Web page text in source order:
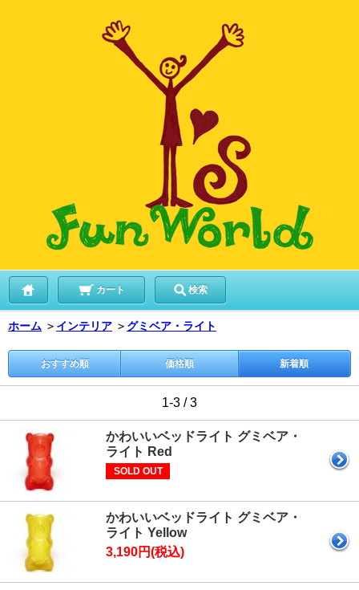
カート 検索
ホーム ＞ インテリア ＞ グミベア・ライト
おすすめ順 価格順 新着順
1-3 / 3
かわいいベッドライト グミベア・
ライト Red
SOLD OUT
かわいいベッドライト グミベア・
ライト Yellow
3,190円(税込)